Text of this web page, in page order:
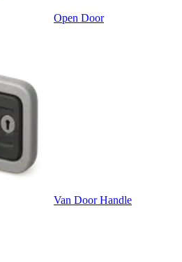
Open Door
Van Door Handle